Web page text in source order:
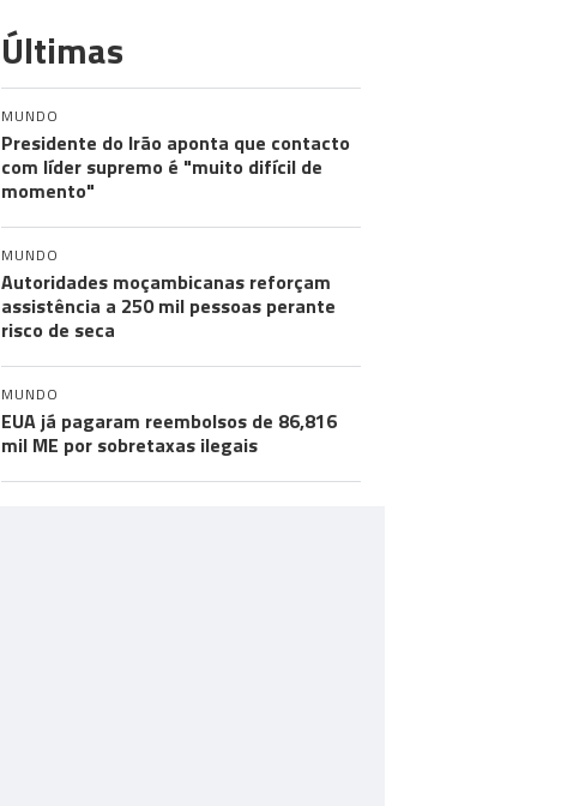
Últimas
MUNDO
Presidente do Irão aponta que contacto
com líder supremo é "muito difícil de
momento"
MUNDO
Autoridades moçambicanas reforçam
assistência a 250 mil pessoas perante
risco de seca
MUNDO
EUA já pagaram reembolsos de 86,816
mil ME por sobretaxas ilegais